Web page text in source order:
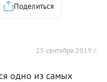
25 сентября 2019 г.
Поделиться
одно из самых